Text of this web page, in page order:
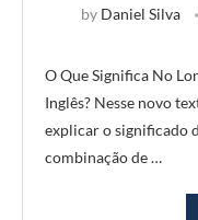
by Daniel Silva
O Que Significa No
Inglês? Nesse novo
explicar o significado
combinação de …